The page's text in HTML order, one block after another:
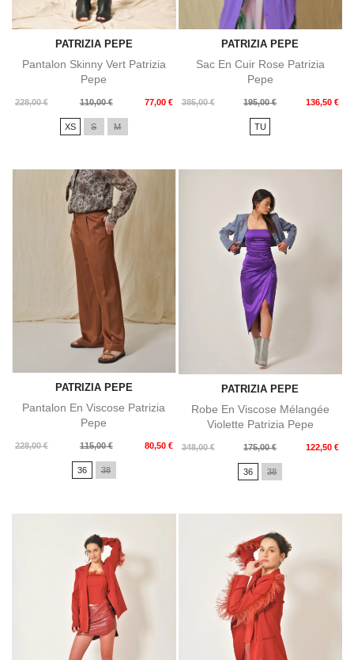
PATRIZIA PEPE
Pantalon Skinny Vert Patrizia
Pepe
228,00 €
Prix
110,00 € 77,00 €
Prix
XS S M
PATRIZIA PEPE
Sac En Cuir Rose Patrizia
Pepe
385,00 €
Prix
195,00 € 136,50 €
Prix
TU
PATRIZIA PEPE
Pantalon En Viscose Patrizia
Pepe
228,00 €
Prix
115,00 € 80,50 €
Prix
36 38
PATRIZIA PEPE
Robe En Viscose Mélangée
Violette Patrizia Pepe
348,00 €
Prix
175,00 € 122,50 €
Prix
36 38